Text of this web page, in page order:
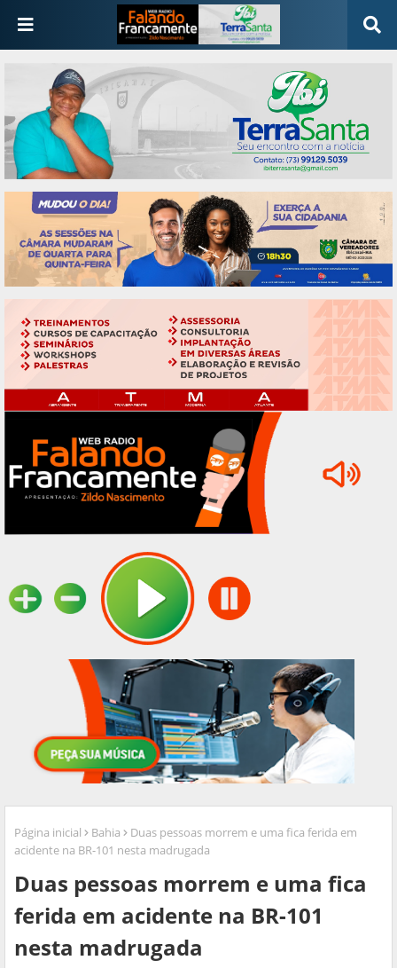
Página inicial Bahia
Duas pessoas morrem e uma fica ferida em
acidente na BR-101 nesta madrugada
Duas pessoas morrem e uma fica
ferida em acidente na BR-101
nesta madrugada